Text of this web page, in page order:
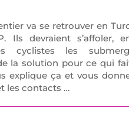
va se retrouver en
Ils devraient s’affoler,
cyclistes les
la solution pour ce qui
explique ça et vous
les contacts …